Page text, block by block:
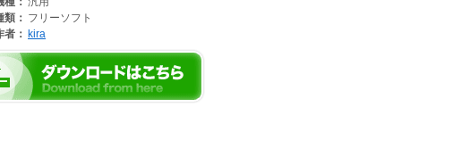
類： フリーソフト
者： kira